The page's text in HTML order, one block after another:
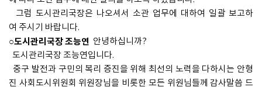
그럼 도시관리국장은 나오셔서 소관 업무에 대하여 일괄 보고하
여 주시기 바랍니다.
○도시관리국장 조능연 안녕하십니까?
도시관리국장 조능연입니다.
중구 발전과 구민의 복리 증진을 위해 최선의 노력을 다하시는 안형
진 사회도시위원회 위원장님을 비롯한 모든 위원님들께 감사말씀 드